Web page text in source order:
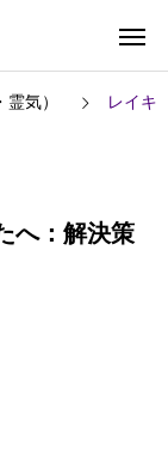
気） レイキ
へ：解決策